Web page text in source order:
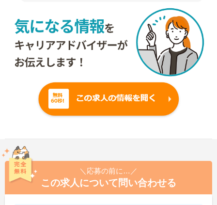
＼応募の前に…／
この求人について問い合わせる